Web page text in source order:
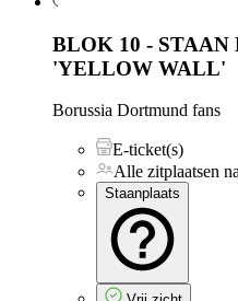
BLOK 10 - STAAN
'YELLOW WALL'
Borussia Dortmund fans
E-ticket(s)
Alle zitplaatsen
Staanplaats